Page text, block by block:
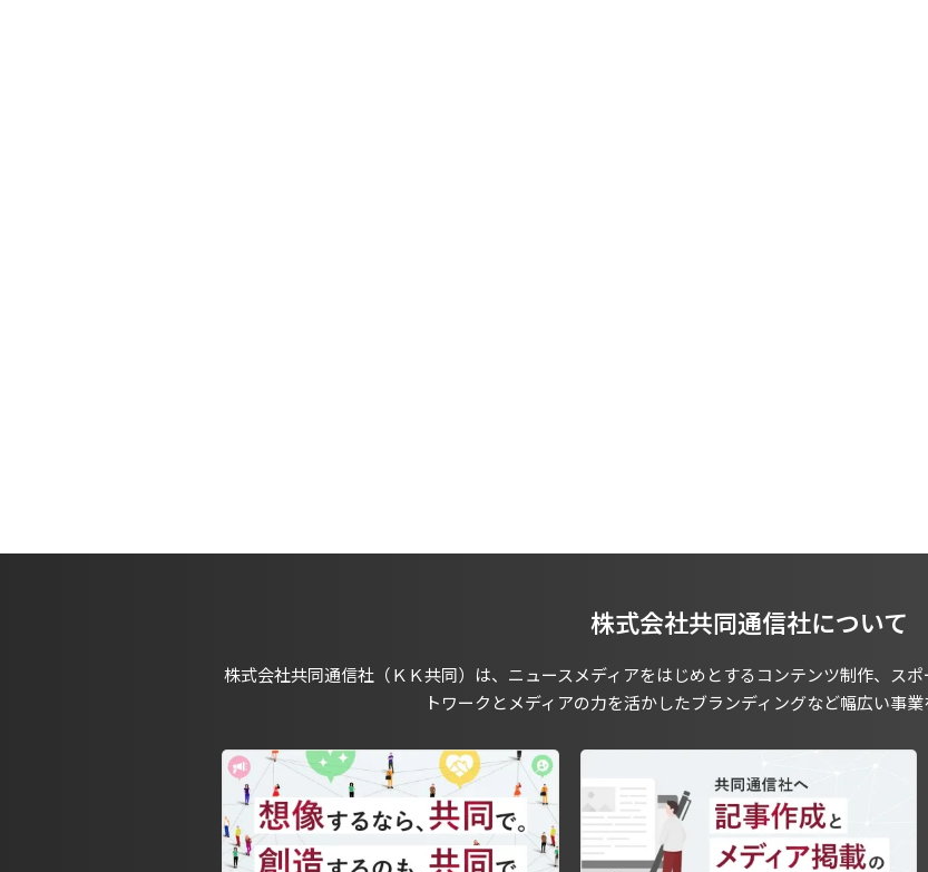
株式会社共同通信社について
株式会社共同通信社（ＫＫ共同）は、ニュースメディアをはじめとするコンテンツ制作、ス
トワークとメディアの力を活かしたブランディングなど幅広い事業